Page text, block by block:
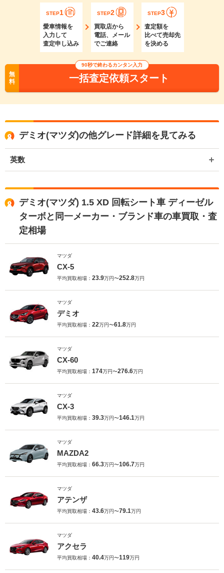
STEP1
愛車情報を
入力して
査定申し込み
STEP2
買取店から
電話、メール
でご連絡
STEP3
査定額を
比べて売却先
を決める
無
料
90秒で終わるカンタン入力
一括査定依頼スタート
デミオ(マツダ)の他グレード詳細を見てみる
英数
デミオ(マツダ) 1.5 XD 回転シート車 ディーゼル
ターボと同一メーカー・ブランド車の車買取・査
定相場
マツダ
CX-5
平均買取相場： 23.9万円〜252.8万円
マツダ
デミオ
平均買取相場： 22万円〜61.8万円
マツダ
CX-60
平均買取相場： 174万円〜276.6万円
マツダ
CX-3
平均買取相場： 39.3万円〜146.1万円
マツダ
MAZDA2
平均買取相場： 66.3万円〜106.7万円
マツダ
アテンザ
平均買取相場： 43.6万円〜79.1万円
マツダ
アクセラ
平均買取相場： 40.4万円〜119万円